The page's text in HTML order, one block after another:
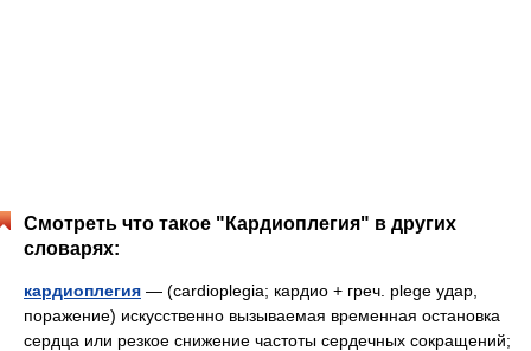
Смотреть что такое "Кардиоплегия" в других
словарях:
кардиоплегия — (cardioplegia; кардио + греч. plege удар,
поражение) искусственно вызываемая временная остановка
сердца или резкое снижение частоты сердечных сокращений;